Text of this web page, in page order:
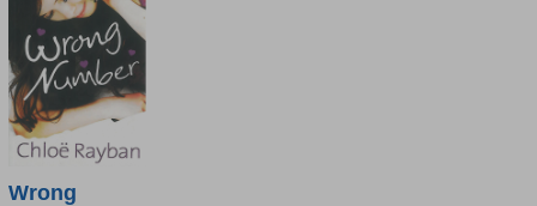
Wrong